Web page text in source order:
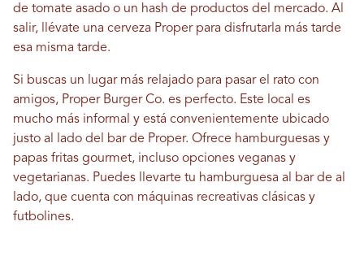
de tomate asado o un hash de productos del mercado. Al
salir, llévate una cerveza Proper para disfrutarla más tarde
esa misma tarde.
Si buscas un lugar más relajado para pasar el rato con
amigos, Proper Burger Co. es perfecto. Este local es
mucho más informal y está convenientemente ubicado
justo al lado del bar de Proper. Ofrece hamburguesas y
papas fritas gourmet, incluso opciones veganas y
vegetarianas. Puedes llevarte tu hamburguesa al bar de al
lado, que cuenta con máquinas recreativas clásicas y
futbolines.